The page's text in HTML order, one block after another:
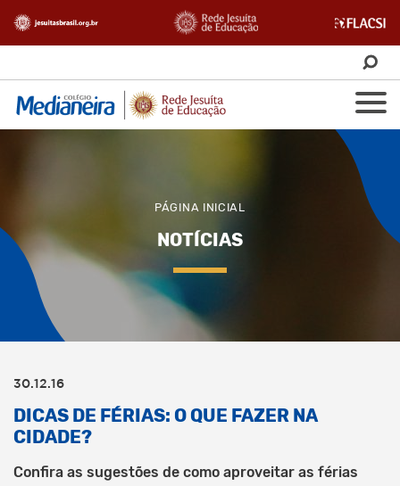
PÁGINA INICIAL
NOTÍCIAS
30.12.16
DICAS DE FÉRIAS: O QUE FAZER NA
CIDADE?
Confira as sugestões de como aproveitar as férias